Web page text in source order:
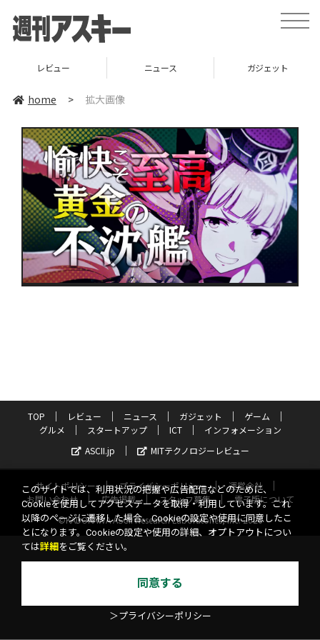
toggle
レビュー ニュース ガジェット
home > 拡大画像
TOP レビュー ニュース ガジェット
ゲーム
グルメ
スタートアップ ICT
インフォメーション
ASCII.jp
MITテクノロジーレビュー
サイトポリシー プライバシーポリシー
運営会社
お問い合わせ
広告掲載 スタッフ募集
電子版について
©KADOKAWA ASCII Research Laboratories, Inc. 2026
このサイトでは、利用状況の把握や広告配信などのために、
Cookieを使用してアクセスデータを取得・利用しています。これ
以降のページに遷移した場合、Cookieの設定や使用に同意したこ
とになります。Cookieの設定や使用の詳細、オプトアウトについ
ては詳細 をご覧ください。
同意する
＞プライバシーポリシー